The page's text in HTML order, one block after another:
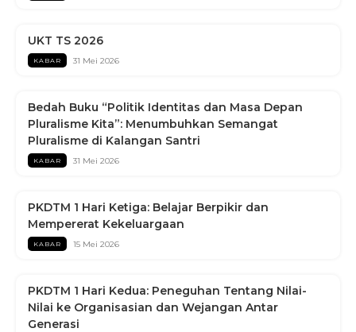
UKT TS 2026
KABAR 31 Mei 2026
Bedah Buku “Politik Identitas dan Masa Depan
Pluralisme Kita”: Menumbuhkan Semangat
Pluralisme di Kalangan Santri
KABAR 31 Mei 2026
PKDTM 1 Hari Ketiga: Belajar Berpikir dan
Mempererat Kekeluargaan
KABAR 15 Mei 2026
PKDTM 1 Hari Kedua: Peneguhan Tentang Nilai-
Nilai ke Organisasian dan Wejangan Antar
Generasi